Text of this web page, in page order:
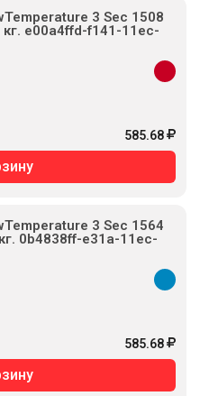
3 Sec 1508
e00a4ffd-f141-11ec-
585.68
3 Sec 1564
0b4838ff-e31a-11ec-
585.68